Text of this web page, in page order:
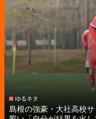
ゆるネタ
島根の強豪・大社高校